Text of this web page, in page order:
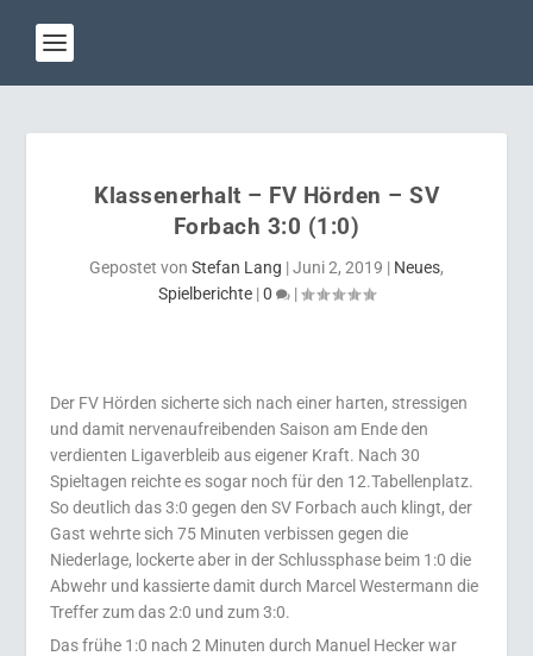
Klassenerhalt – FV Hörden – SV
Forbach 3:0 (1:0)
Gepostet von Stefan Lang |Juni 2, 2019 | Neues,
Spielberichte |0 |
Der FV Hörden sicherte sich nach einer harten, stressigen
und damit nervenaufreibenden Saison am Ende den
verdienten Ligaverbleib aus eigener Kraft. Nach 30
Spieltagen reichte es sogar noch für den 12.Tabellenplatz.
So deutlich das 3:0 gegen den SV Forbach auch klingt, der
Gast wehrte sich 75 Minuten verbissen gegen die
Niederlage, lockerte aber in der Schlussphase beim 1:0 die
Abwehr und kassierte damit durch Marcel Westermann die
Treffer zum das 2:0 und zum 3:0.
Das frühe 1:0 nach 2 Minuten durch Manuel Hecker war